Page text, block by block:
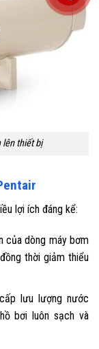
lên thiết bị
lợi ích đáng kể:
của dòng máy bơm
thời giảm thiểu
lưu lượng nước
bơi luôn sạch và